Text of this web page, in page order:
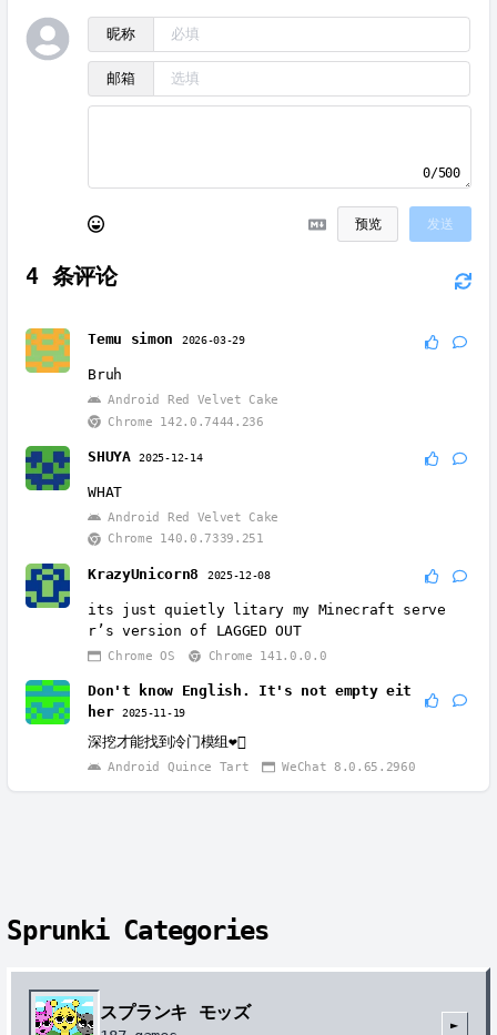
昵称
邮箱
0/500
预览 发送
4 条评论
Temu simon 2026-03-29
Bruh
Android Red Velvet Cake
Chrome 142.0.7444.236
SHUYA 2025-12-14
WHAT
Android Red Velvet Cake
Chrome 140.0.7339.251
KrazyUnicorn8 2025-12-08
its just quietly litary my Minecraft serve
r’s version of LAGGED OUT
Chrome OS Chrome 141.0.0.0
Don't know English. It's not empty eit
her
2025-11-19
深挖才能找到冷门模组❤️‍🔥
Android Quince Tart WeChat 8.0.65.2960
Sprunki Categories
スプランキ モッズ
►